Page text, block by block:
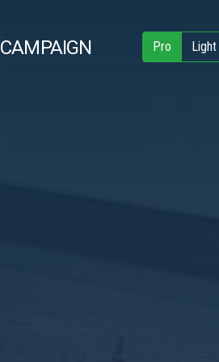
CAMPAIGN Pro Light